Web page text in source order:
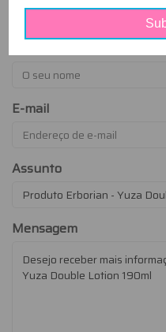
E-mail
Assunto
Mensagem